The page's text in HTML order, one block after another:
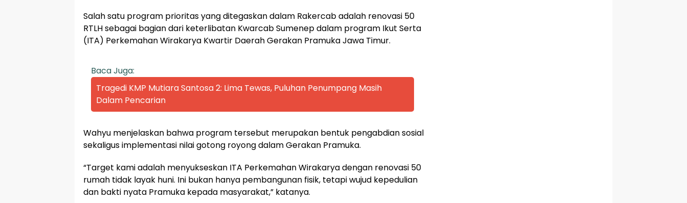
Salah satu program prioritas yang ditegaskan dalam Rakercab adalah renovasi 50
RTLH sebagai bagian dari keterlibatan Kwarcab Sumenep dalam program Ikut Serta
(ITA) Perkemahan Wirakarya Kwartir Daerah Gerakan Pramuka Jawa Timur.
Baca Juga:
Tragedi KMP Mutiara Santosa 2: Lima Tewas, Puluhan Penumpang Masih
Dalam Pencarian
Wahyu menjelaskan bahwa program tersebut merupakan bentuk pengabdian sosial
sekaligus implementasi nilai gotong royong dalam Gerakan Pramuka.
“Target kami adalah menyukseskan ITA Perkemahan Wirakarya dengan renovasi 50
rumah tidak layak huni. Ini bukan hanya pembangunan fisik, tetapi wujud kepedulian
dan bakti nyata Pramuka kepada masyarakat,” katanya.